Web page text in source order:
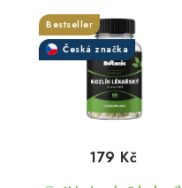
Bestseller
Česká značka
179 Kč